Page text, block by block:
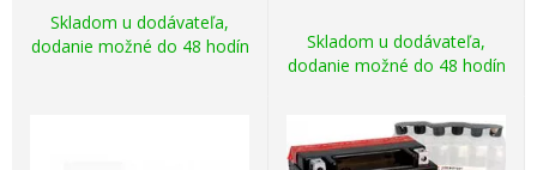
Skladom u dodávateľa,
dodanie možné do 48 hodín
Skladom u dodávateľa,
dodanie možné do 48 hodín